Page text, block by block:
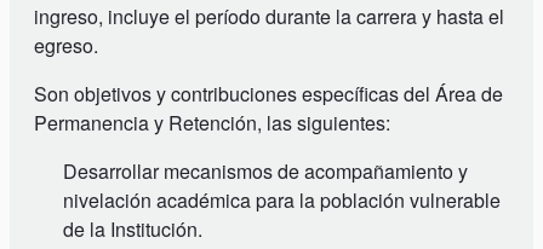
ingreso, incluye el período durante la carrera y hasta el
egreso.
Son objetivos y contribuciones específicas del Área de
Permanencia y Retención, las siguientes:
Desarrollar mecanismos de acompañamiento y
nivelación académica para la población vulnerable
de la Institución.